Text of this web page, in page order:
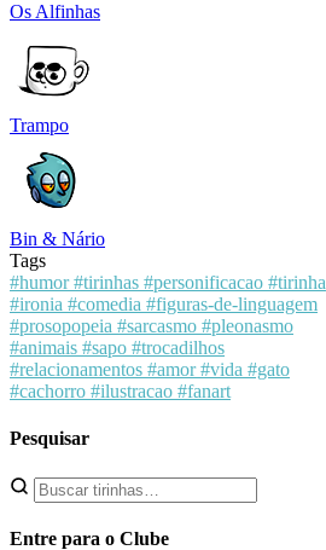
Os Alfinhas
Trampo
Bin & Nário
Tags
#humor#tirinhas #personificacao #tirinha
#ironia #comedia #figuras-de-linguagem
#prosopopeia #sarcasmo #pleonasmo
#animais #sapo #trocadilhos
#relacionamentos #amor#vida #gato
#cachorro #ilustracao #fanart
Pesquisar
Entre para o Clube